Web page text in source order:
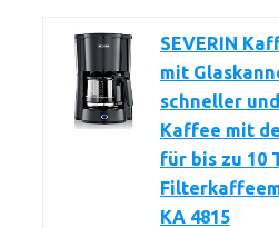
SEVERIN
mit
schneller
Kaffee mit
für bis zu 10
KA 4815